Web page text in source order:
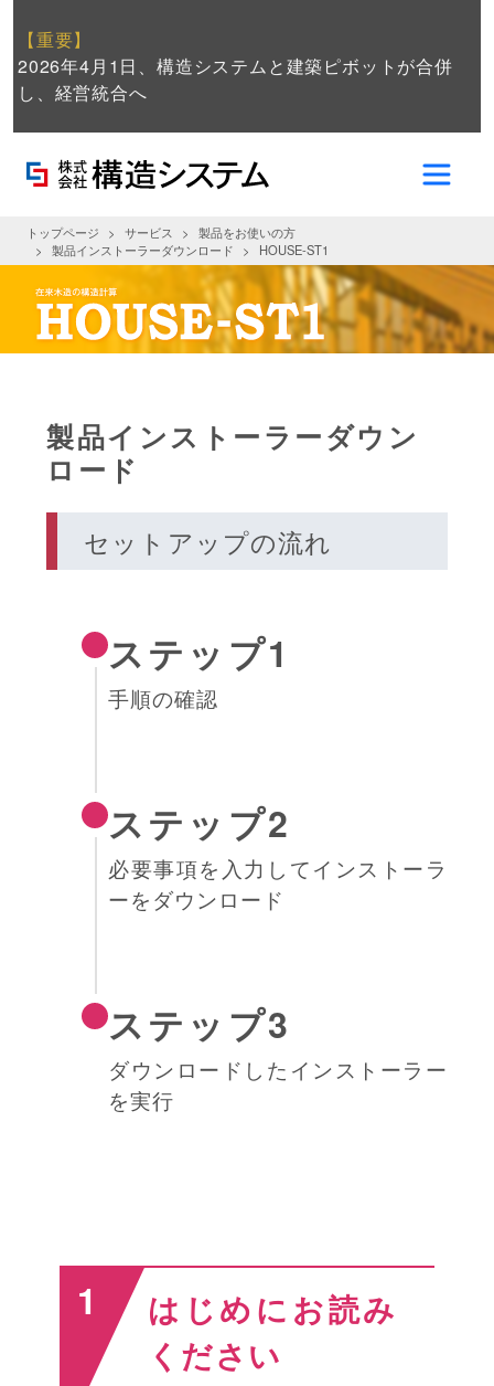
【重要】
2026年4月1日、構造システムと建築ピボットが合併
し、経営統合へ
トップページ サービス
製品をお使いの方
製品インストーラーダウンロード
HOUSE-ST1
製品インストーラーダウン
ロード
セットアップの流れ
ステップ1
手順の確認
ステップ2
必要事項を入力してインストーラ
ーをダウンロード
ステップ3
ダウンロードしたインストーラー
を実行
1
はじめにお読み
ください